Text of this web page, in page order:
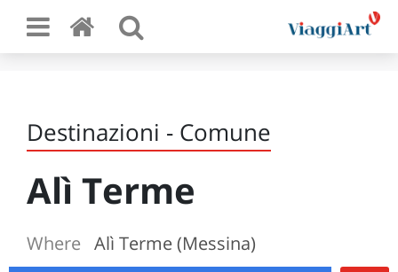
Destinazioni - Comune
Alì Terme
Where Alì Terme (Messina)